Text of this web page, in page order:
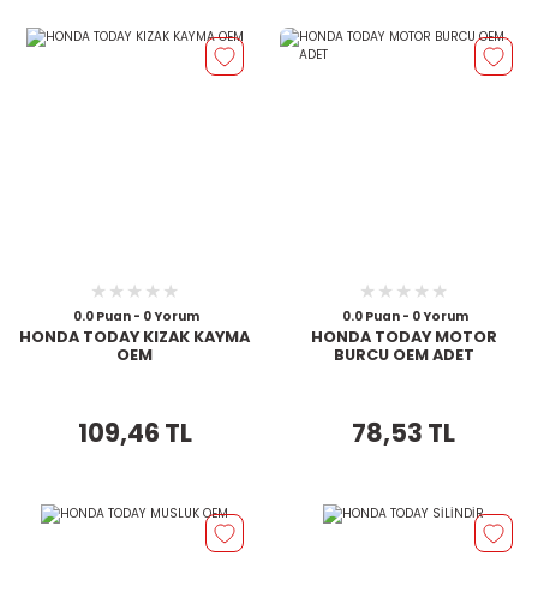
0.0 Puan - 0 Yorum
HONDA TODAY KIZAK KAYMA
OEM
109,46 TL
0.0 Puan - 0 Yorum
HONDA TODAY MOTOR
BURCU OEM ADET
78,53 TL